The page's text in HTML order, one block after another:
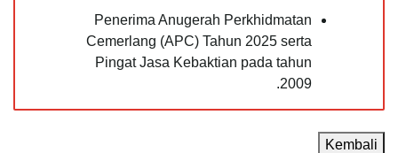
Penerima Anugerah Perkhidmatan
Cemerlang (APC) Tahun 2025 serta
Pingat Jasa Kebaktian pada tahun
2009.
Kembali